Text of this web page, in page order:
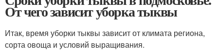
От чего зависит уборка тыквы
Итак, время уборки тыквы зависит от климата региона,
сорта овоща и условий выращивания.